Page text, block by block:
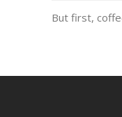
But first,